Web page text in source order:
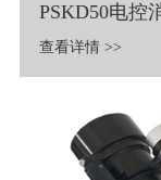
PSKD50电控
查看详情 >>